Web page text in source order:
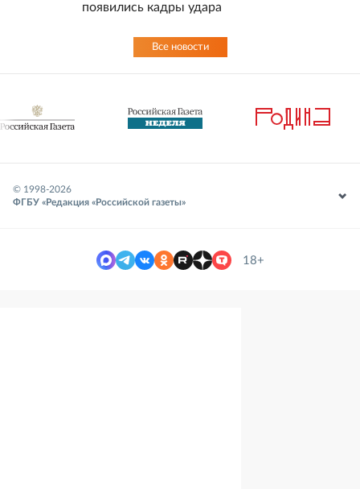
появились кадры удара
Все новости
© 1998-2026
ФГБУ «Редакция «Российской газеты»
18+